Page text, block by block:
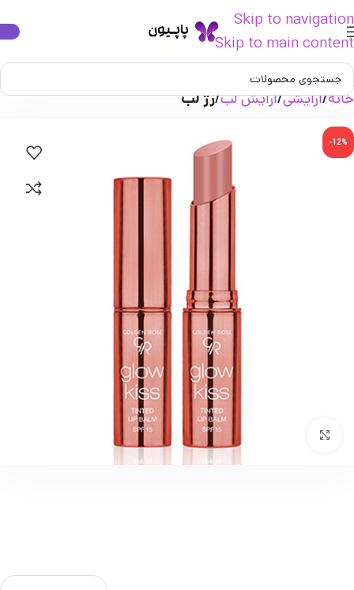
Skip to navigation
Skip to main content
خانه آرایشی آرایش لب رژ لب
-12%
بزرگنمایی تصویر